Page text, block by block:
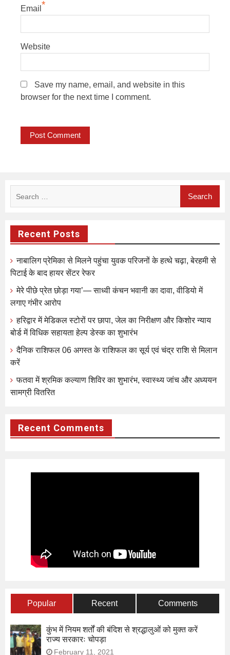
Email *
Website
Save my name, email, and website in this
browser for the next time I comment.
Recent Posts
नाबालिग प्रेमिका से मिलने पहुंचा युवक परिजनों के हत्थे चढ़ा, बेरहमी से
पिटाई के बाद हायर सेंटर रेफर
मेरे पीछे प्रेत छोड़ा गया’— साध्वी कंचन भवानी का दावा, वीडियो में
लगाए गंभीर आरोप
हरिद्वार में मेडिकल स्टोरों पर छापा, जेल का निरीक्षण और किशोर न्याय
बोर्ड में विधिक सहायता हेल्प डेस्क का शुभारंभ
दैनिक राशिफल 06 अगस्त के राशिफल का सूर्य एवं चंद्र राशि से मिलान
करें
फतवा में श्रमिक कल्याण शिविर का शुभारंभ, स्वास्थ्य जांच और अध्ययन
सामग्री वितरित
Recent Comments
Popular Recent Comments
कुंभ में नियम शर्तों की बंदिश से श्रद्धालुओं को मुक्त करें
राज्य सरकारः चोपड़ा
February 11, 2021